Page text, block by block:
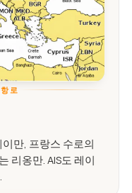
로
만, 프랑스 수로의
리옹만. AIS도 레이